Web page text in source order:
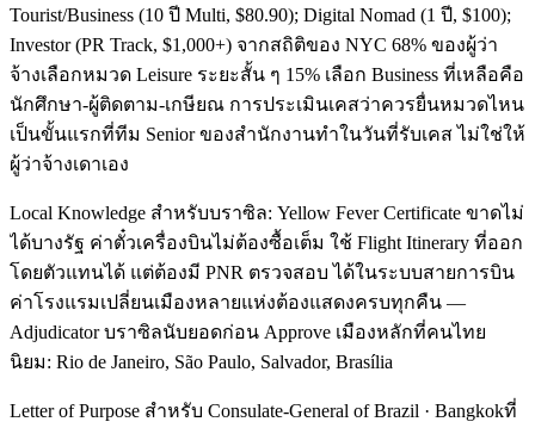
Tourist/Business (10 ปี Multi, $80.90); Digital Nomad (1 ปี, $100);
Investor (PR Track, $1,000+) จากสถิติของ NYC 68% ของผู้ว่า
จ้างเลือกหมวด Leisure ระยะสั้น ๆ 15% เลือก Business ที่เหลือคือ
นักศึกษา-ผู้ติดตาม-เกษียณ การประเมินเคสว่าควรยื่นหมวดไหน
เป็นขั้นแรกที่ทีม Senior ของสำนักงานทำในวันที่รับเคส ไม่ใช่ให้
ผู้ว่าจ้างเดาเอง
Local Knowledge สำหรับบราซิล: Yellow Fever Certificate ขาดไม่
ได้บางรัฐ ค่าตั๋วเครื่องบินไม่ต้องซื้อเต็ม ใช้ Flight Itinerary ที่ออก
โดยตัวแทนได้ แต่ต้องมี PNR ตรวจสอบ ได้ในระบบสายการบิน
ค่าโรงแรมเปลี่ยนเมืองหลายแห่งต้องแสดงครบทุกคืน —
Adjudicator บราซิลนับยอดก่อน Approve เมืองหลักที่คนไทย
นิยม: Rio de Janeiro, São Paulo, Salvador, Brasília
Letter of Purpose สำหรับ Consulate-General of Brazil · Bangkokที่